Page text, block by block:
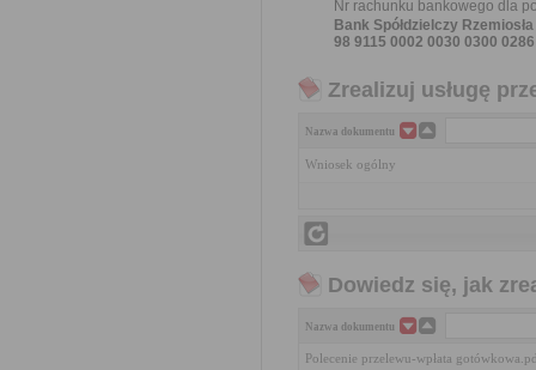
Nr rachunku bankowego dla
Bank Spółdzielczy
98 9115 0002 0030 0300
Zrealizuj usługę
Nazwa dokumentu
Wniosek ogólny
Dowiedz się, jak
Nazwa dokumentu
Polecenie przelewu-wpłata